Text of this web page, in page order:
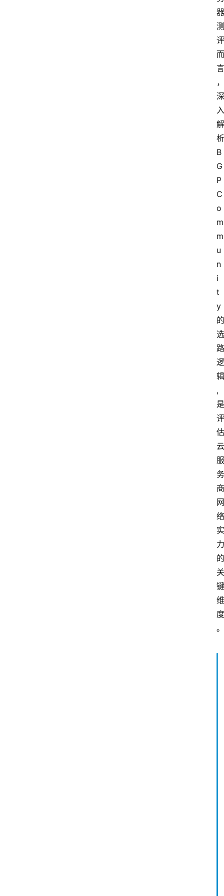
器
测
评
而
言
，
深
入
解
析
B
G
P
C
o
m
m
u
n
i
t
y
的
选
路
逻
辑
,
是
评
估
云
服
务
商
网
络
实
力
的
关
键
维
度
。